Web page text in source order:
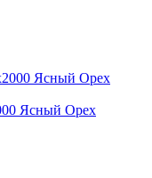
Ясный Орех